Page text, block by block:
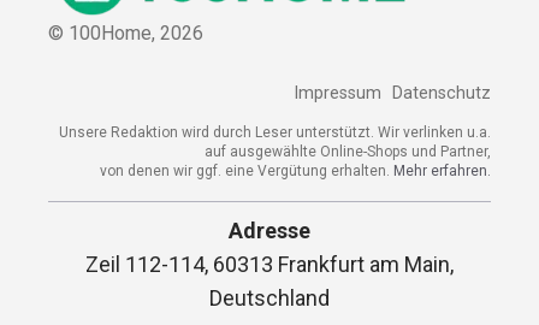
© 100Home, 2026
Impressum Datenschutz
Unsere Redaktion wird durch Leser unterstützt. Wir verlinken u.a.
auf ausgewählte Online-Shops und Partner,
von denen wir ggf. eine Vergütung erhalten. Mehr erfahren.
Adresse
Zeil 112-114, 60313 Frankfurt am Main,
Deutschland